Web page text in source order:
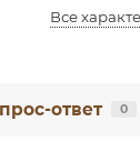
Все
ответ 0